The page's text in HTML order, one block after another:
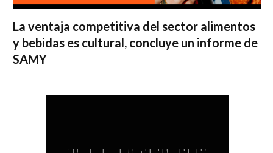
La ventaja competitiva del sector alimentos
y bebidas es cultural, concluye un informe de
SAMY